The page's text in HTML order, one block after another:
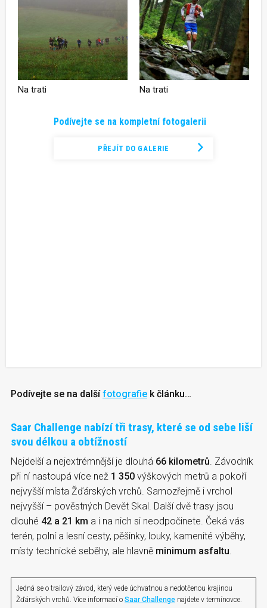
Podívejte se na kompletní fotogalerii
PŘEJÍT DO GALERIE
Na trati Na trati
Podívejte se na dalšífotografie k článku…
Saar Challenge nabízí tři trasy, které se od sebe liší
svou délkou a obtížností
Nejdelší a nejextrémnější je dlouhá 66 kilometrů . Závodník
při ní nastoupá více než 1 350 výškových metrů a pokoří
nejvyšší místa Žďárských vrchů. Samozřejmě i vrchol
nejvyšší – pověstných Devět Skal. Další dvě trasy jsou
dlouhé 42 a 21 km a i na nich si neodpočinete. Čeká vás
terén, polní a lesní cesty, pěšinky, louky, kamenité výběhy,
místy technické seběhy, ale hlavně minimum asfaltu
Jedná se o trailový závod, který vede úchvatnou a nedotčenou krajinou
Žďárských vrchů. Více informací o Saar Challenge najdete v termínovce.